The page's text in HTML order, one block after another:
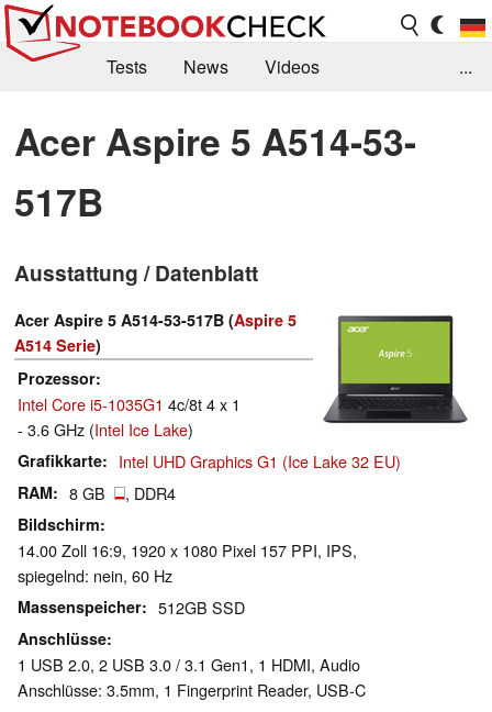
Tests News
Videos
Kaufberatung
Deals Suche
Jobs
Forum
...
Acer Aspire 5 A514-53-
517B
Ausstattung / Datenblatt
Acer Aspire 5 A514-53-517B (Aspire 5
A514 Serie)
Prozessor
Intel Core i5-1035G1 4c/8t 4 x 1
- 3.6 GHz (Intel Ice Lake)
Grafikkarte Intel UHD Graphics G1 (Ice Lake 32 EU)
RAM 8 GB , DDR4
Bildschirm
14.00 Zoll 16:9, 1920 x 1080 Pixel 157 PPI, IPS,
spiegelnd: nein, 60 Hz
Massenspeicher 512GB SSD
Anschlüsse
1 USB 2.0, 2 USB 3.0 / 3.1 Gen1, 1 HDMI, Audio
Anschlüsse: 3.5mm, 1 Fingerprint Reader, USB-C